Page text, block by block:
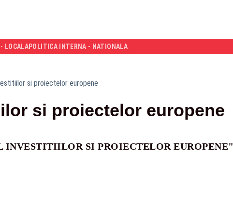
LOCALAPOLITICA INTERNA - NATIONALA
si proiectelor europene
si proiectelor europene
SI PROIECTELOR EUROPENE"